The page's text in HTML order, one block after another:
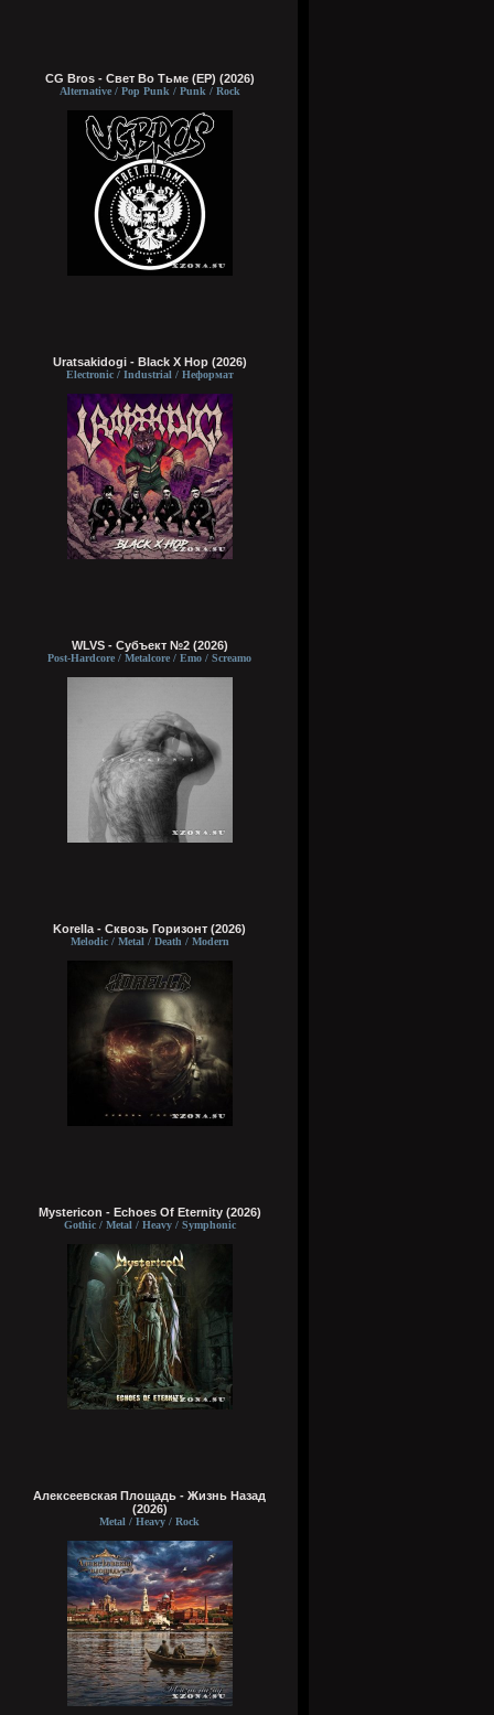
CG Bros - Свет Во Тьме (EP) (2026)
Alternative / Pop Punk / Punk / Rock
Uratsakidogi - Black X Hop (2026)
Electronic / Industrial / Неформат
WLVS - Субъект №2 (2026)
Post-Hardcore / Metalcore / Emo / Screamo
Korella - Сквозь Горизонт (2026)
Melodic / Metal / Death / Modern
Mystericon - Echoes Of Eternity (2026)
Gothic / Metal / Heavy / Symphonic
Алексеевская Площадь - Жизнь Назад
(2026)
Metal / Heavy / Rock